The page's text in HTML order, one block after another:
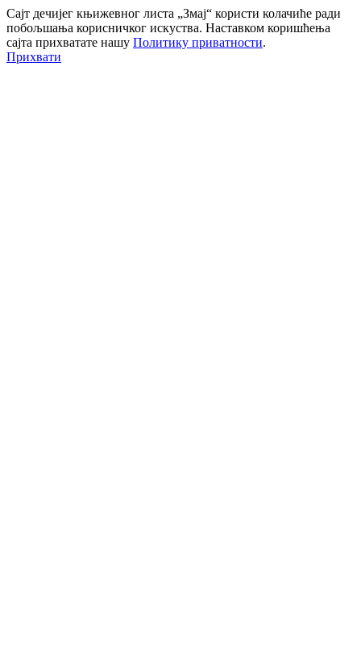
Сајт дечијег књижевног листа „Змај“ користи колачиће ради
побољшања корисничког искуства. Наставком коришћења
сајта прихватате нашу Политику приватности.
Прихвати